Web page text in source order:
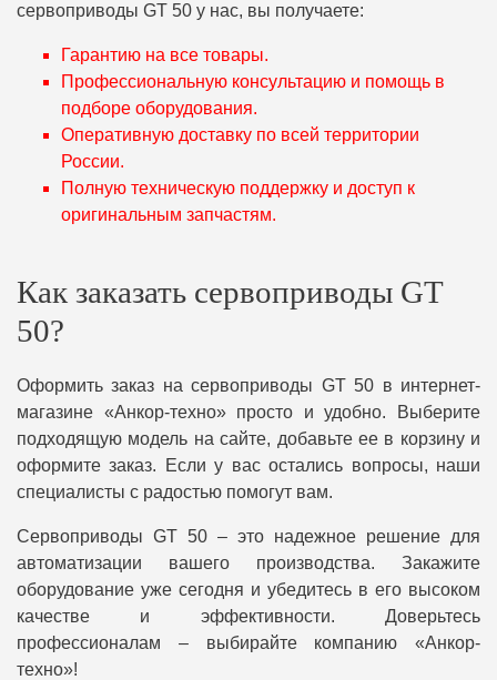
сервоприводы GT 50 у нас, вы получаете:
Гарантию на все товары.
Профессиональную консультацию и помощь в
подборе оборудования.
Оперативную доставку по всей территории
России.
Полную техническую поддержку и доступ к
оригинальным запчастям.
Как заказать сервоприводы GT
50?
Оформить заказ на сервоприводы GT 50 в интернет-
магазине «Анкор-техно» просто и удобно. Выберите
подходящую модель на сайте, добавьте ее в корзину и
оформите заказ. Если у вас остались вопросы, наши
специалисты с радостью помогут вам.
Сервоприводы GT 50 – это надежное решение для
автоматизации вашего производства. Закажите
оборудование уже сегодня и убедитесь в его высоком
качестве и эффективности. Доверьтесь
профессионалам – выбирайте компанию «Анкор-
техно»!